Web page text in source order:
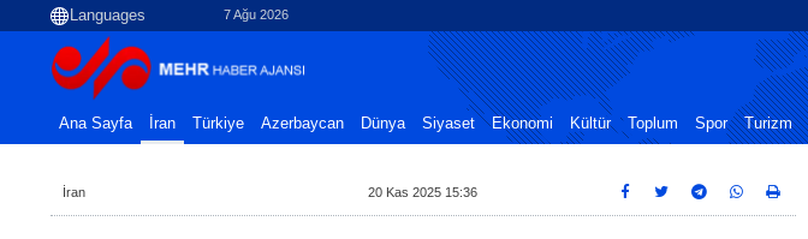
7 Ağu 2026
Ana Sayfa İran Türkiye Azerbaycan Dünya Siyaset Ekonomi Kültür Toplum Spor Turizm
İran 20 Kas 2025 15:36